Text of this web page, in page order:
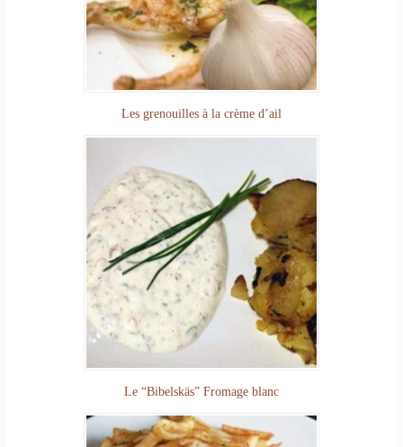
Les grenouilles à la crème d’ail
Le “Bibelskäs” Fromage blanc